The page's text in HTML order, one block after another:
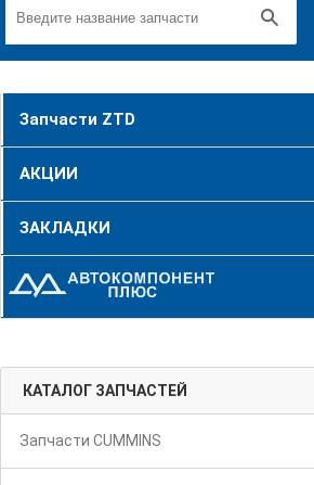
Запчасти ZTD
АКЦИИ
ЗАКЛАДКИ
КАТАЛОГ ЗАПЧАСТЕЙ
Запчасти CUMMINS